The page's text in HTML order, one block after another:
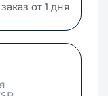
от 1 дня